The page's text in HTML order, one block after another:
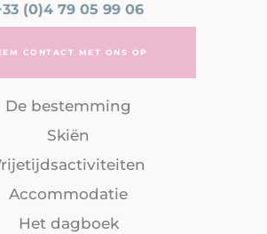
(0)4 79 05 99 06
CONTACT MET ONS OP
De bestemming
Skiën
Accommodatie
Het dagboek